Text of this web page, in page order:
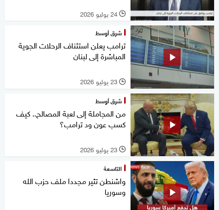
l 24 يوليو 2026
شرق أوسط
ترامب يعلن استئناف الرحلات الجوية
المباشرة إلى لبنان
l 23 يوليو 2026
شرق أوسط
من المجاملة إلى لعبة المصالح.. كيف
كسب عون ود ترامب؟
l 23 يوليو 2026
التاسعة
واشنطن تثير مجددا ملف حزب الله
وسوريا